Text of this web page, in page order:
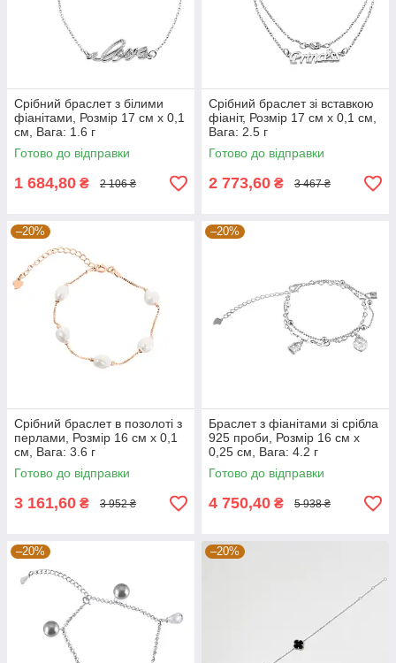
Срібний браслет з білими
фіанітами, Розмір 17 см x 0,1
см, Вага: 1.6 г
Готово до відправки
1 684,80 ₴ 2 106 ₴
Срібний браслет зі вставкою
фіаніт, Розмір 17 см x 0,1 см,
Вага: 2.5 г
Готово до відправки
2 773,60 ₴ 3 467 ₴
–20%
Срібний браслет в позолоті з
перлами, Розмір 16 см x 0,1
см, Вага: 3.6 г
Готово до відправки
3 161,60 ₴ 3 952 ₴
–20%
Браслет з фіанітами зі срібла
925 проби, Розмір 16 см x
0,25 см, Вага: 4.2 г
Готово до відправки
4 750,40 ₴ 5 938 ₴
–20% –20%